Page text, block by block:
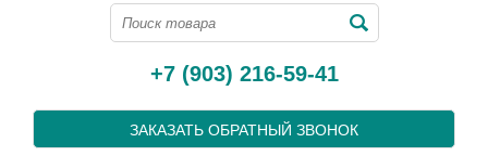
+7 (903) 216-59-41
ЗАКАЗАТЬ ОБРАТНЫЙ ЗВОНОК